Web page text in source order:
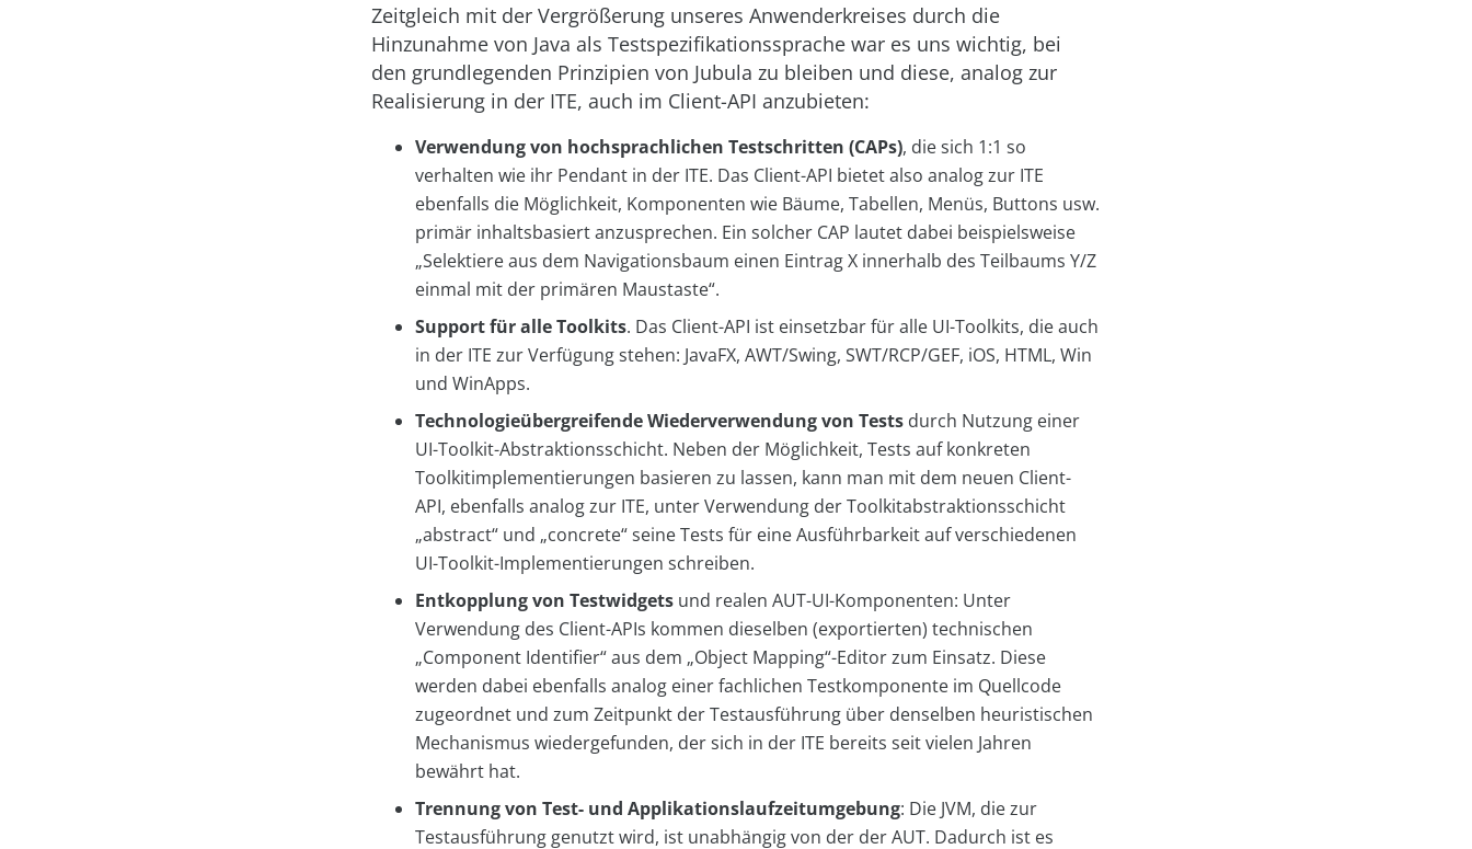
Zeitgleich mit der Vergrößerung unseres Anwenderkreises durch die
Hinzunahme von Java als Testspezifikationssprache war es uns wichtig, bei
den grundlegenden Prinzipien von Jubula zu bleiben und diese, analog zur
Realisierung in der ITE, auch im Client-API anzubieten:
Verwendung von hochsprachlichen Testschritten (CAPs), die sich 1:1 so
verhalten wie ihr Pendant in der ITE. Das Client-API bietet also analog zur ITE
ebenfalls die Möglichkeit, Komponenten wie Bäume, Tabellen, Menüs, Buttons usw.
primär inhaltsbasiert anzusprechen. Ein solcher CAP lautet dabei beispielsweise
„Selektiere aus dem Navigationsbaum einen Eintrag X innerhalb des Teilbaums Y/Z
einmal mit der primären Maustaste“.
Support für alle Toolkits. Das Client-API ist einsetzbar für alle UI-Toolkits, die auch
in der ITE zur Verfügung stehen: JavaFX, AWT/Swing, SWT/RCP/GEF, iOS, HTML, Win
und WinApps.
Technologieübergreifende Wiederverwendung von Tests durch Nutzung einer
UI-Toolkit-Abstraktionsschicht. Neben der Möglichkeit, Tests auf konkreten
Toolkitimplementierungen basieren zu lassen, kann man mit dem neuen Client-
API, ebenfalls analog zur ITE, unter Verwendung der Toolkitabstraktionsschicht
„abstract“ und „concrete“ seine Tests für eine Ausführbarkeit auf verschiedenen
UI-Toolkit-Implementierungen schreiben.
Entkopplung von Testwidgets und realen AUT-UI-Komponenten: Unter
Verwendung des Client-APIs kommen dieselben (exportierten) technischen
„Component Identifier“ aus dem „Object Mapping“-Editor zum Einsatz. Diese
werden dabei ebenfalls analog einer fachlichen Testkomponente im Quellcode
zugeordnet und zum Zeitpunkt der Testausführung über denselben heuristischen
Mechanismus wiedergefunden, der sich in der ITE bereits seit vielen Jahren
bewährt hat.
Trennung von Test- und Applikationslaufzeitumgebung: Die JVM, die zur
Testausführung genutzt wird, ist unabhängig von der der AUT. Dadurch ist es